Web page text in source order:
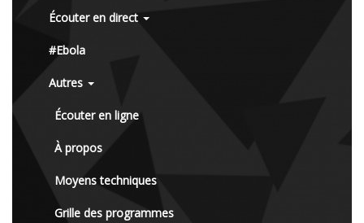
Écouter en direct
#Ebola
Autres
Écouter en ligne
À propos
Moyens techniques
Grille des programmes